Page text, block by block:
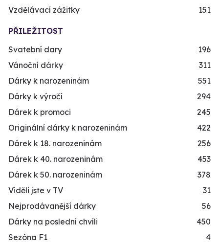
Vzdělávací zážitky
151
PŘILEŽITOST
Svatební dary
196
Vánoční dárky
311
Dárky k narozeninám
551
Dárky k výročí
294
Dárek k promoci
245
Originální dárky k narozeninám
422
Dárek k 18. narozeninám
256
Dárek k 40. narozeninám
453
Dárek k 50. narozeninám
378
Viděli jste v TV
31
Nejprodávanější dárky
56
Dárky na poslední chvíli
450
Sezóna F1
4